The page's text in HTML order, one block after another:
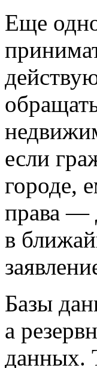
Еще
если
городе,
права —
в
Базы
а
данных.